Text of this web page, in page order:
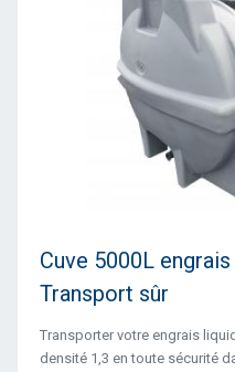
Cuve 5000L
Transport sûr
Transporter votre engrais
densité 1,3 en toute sécurité